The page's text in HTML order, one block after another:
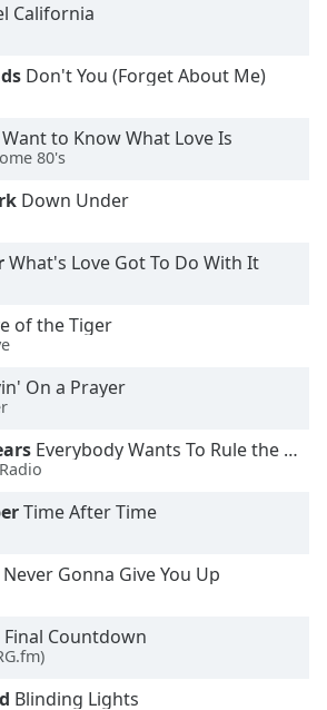
California
Don't You (Forget About Me)
to Know What Love Is
80's
Down Under
What's Love Got To Do With It
of the Tiger
On a Prayer
Everybody Wants To Rule the World
Time After Time
Never Gonna Give You Up
Final Countdown
Blinding Lights